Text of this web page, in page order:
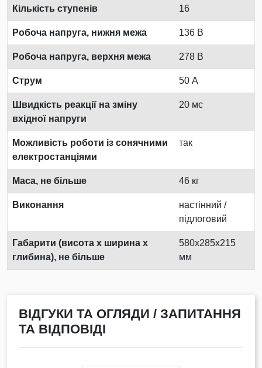
Кількість ступенів 16
Робоча напруга, нижня межа 136 В
Робоча напруга, верхня межа 278 В
Струм 50 А
Швидкість реакції на зміну
вхідної напруги
20 мс
Можливість роботи із сонячними
електростанціями
так
Маса, не більше 46 кг
Виконання
настінний /
підлоговий
Габарити (висота х ширина х
глибина), не більше
580x285x215
мм
ВІДГУКИ ТА ОГЛЯДИ / ЗАПИТАННЯ
ТА ВІДПОВІДІ